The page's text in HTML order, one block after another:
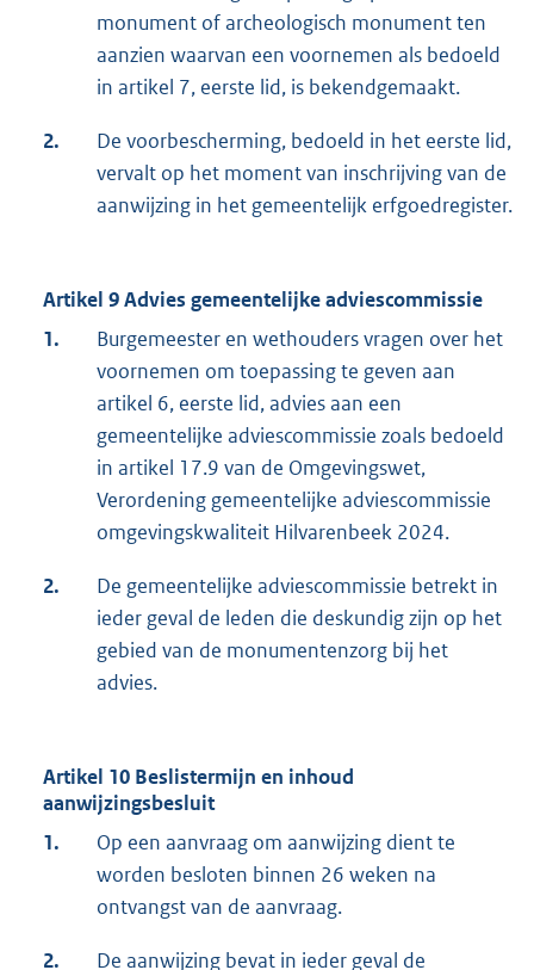
monument of archeologisch monument ten
aanzien waarvan een voornemen als bedoeld
in artikel 7, eerste lid, is bekendgemaakt.
2.
De voorbescherming, bedoeld in het eerste lid,
vervalt op het moment van inschrijving van de
aanwijzing in het gemeentelijk erfgoedregister.
Artikel 9 Advies gemeentelijke adviescommissie
1.
Burgemeester en wethouders vragen over het
voornemen om toepassing te geven aan
artikel 6, eerste lid, advies aan een
gemeentelijke adviescommissie zoals bedoeld
in artikel 17.9 van de Omgevingswet,
Verordening gemeentelijke adviescommissie
omgevingskwaliteit Hilvarenbeek 2024.
2.
De gemeentelijke adviescommissie betrekt in
ieder geval de leden die deskundig zijn op het
gebied van de monumentenzorg bij het
advies.
Artikel 10 Beslistermijn en inhoud
aanwijzingsbesluit
1.
Op een aanvraag om aanwijzing dient te
worden besloten binnen 26 weken na
ontvangst van de aanvraag.
2.
De aanwijzing bevat in ieder geval de